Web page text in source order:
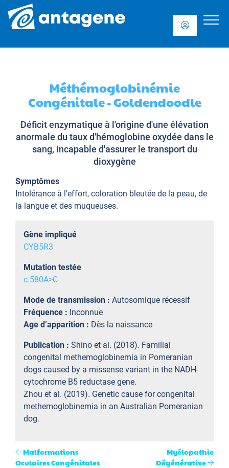
Méthémoglobinémie
Congénitale - Goldendoodle
Déficit enzymatique à l'origine d'une élévation
anormale du taux d'hémoglobine oxydée dans le
sang, incapable d'assurer le transport du
dioxygène
Symptômes
Intolérance à l'effort, coloration bleutée de la peau, de
la langue et des muqueuses.
Gène impliqué
CYB5R3
Mutation testée
c.580A>C
Mode de transmission : Autosomique récessif
Fréquence : Inconnue
Age d’apparition : Dès la naissance
Publication : Shino et al. (2018). Familial
congenital methemoglobinemia in Pomeranian
dogs caused by a missense variant in the NADH-
cytochrome B5 reductase gene.
Zhou et al. (2019). Genetic cause for congenital
methemoglobinemia in an Australian Pomeranian
dog.
Malformations
Oculaires Congénitales
Myélopathie
Dégénérative